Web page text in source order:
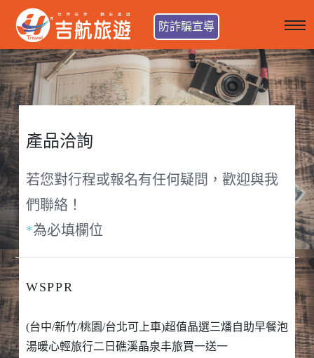
防詐騙宣導
產品洽詢
若您對行程或報名有任何疑問，歡迎與我
們聯絡！
*為必填欄位
WSPPR
(台中/新竹/桃園/台北可上車)超值晶選三燔自助早餐泡
湯暖心輕旅行二日礁溪晶泉丰旅買一送一